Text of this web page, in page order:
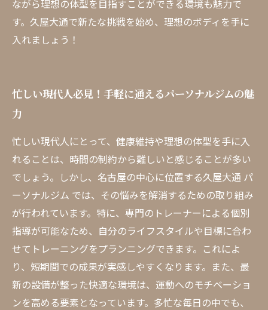
ながら理想の体型を目指すことができる環境も魅力で
す。久屋大通で新たな挑戦を始め、理想のボディを手に
入れましょう！
忙しい現代人必見！手軽に通えるパーソナルジムの魅
力
忙しい現代人にとって、健康維持や理想の体型を手に入
れることは、時間の制約から難しいと感じることが多い
でしょう。しかし、名古屋の中心に位置する久屋大通 パ
ーソナルジム では、その悩みを解消するための取り組み
が行われています。特に、専門のトレーナーによる個別
指導が可能なため、自分のライフスタイルや目標に合わ
せてトレーニングをプランニングできます。これによ
り、短期間での成果が実感しやすくなります。また、最
新の設備が整った快適な環境は、運動へのモチベーショ
ンを高める要素となっています。多忙な毎日の中でも、